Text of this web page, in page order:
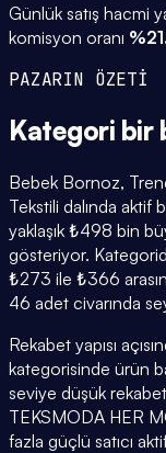
Günlük satış hacmi
komisyon oranı %
PAZARIN ÖZETİ
Kategori bir
Bebek Bornoz,
Tekstili dalında aktif
yaklaşık ₺498 bin
gösteriyor.
₺273 ile ₺366
46 adet civarında
Rekabet yapısı
kategorisinde ürün
seviye düşük
TEKSMODA HER
fazla güçlü satıcı